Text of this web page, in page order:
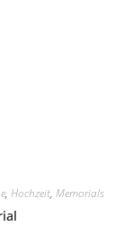
, Hochzeit, Memorials